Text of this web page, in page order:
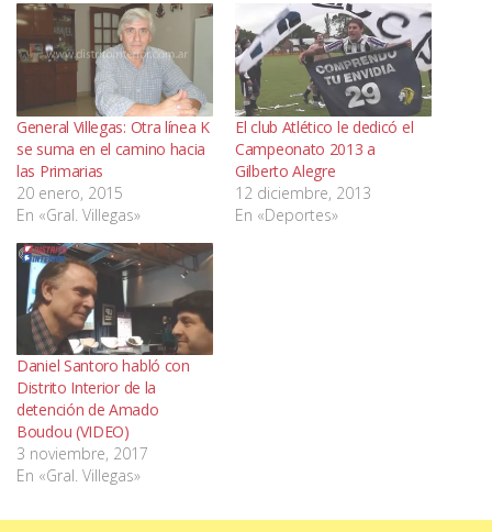
General Villegas: Otra línea K
se suma en el camino hacia
las Primarias
20 enero, 2015
En «Gral. Villegas»
El club Atlético le dedicó el
Campeonato 2013 a
Gilberto Alegre
12 diciembre, 2013
En «Deportes»
Daniel Santoro habló con
Distrito Interior de la
detención de Amado
Boudou (VIDEO)
3 noviembre, 2017
En «Gral. Villegas»